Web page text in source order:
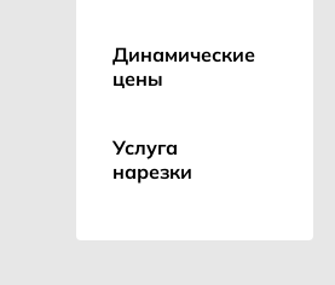
Динамические
цены
Услуга
нарезки